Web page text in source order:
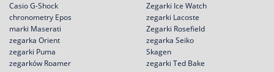
Casio G-Shock
chronometry Epos
Zegarki Ice Watch
zegarki Lacoste
marki Maserati
zegarka Orient
zegarki Puma
zegarków Roamer
Zegarki Rosefield
zegarka Seiko
Skagen
zegarki Ted Bake